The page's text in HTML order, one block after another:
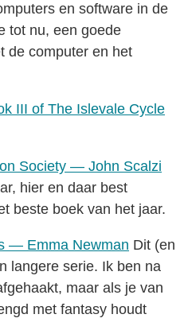
en software in de
tot nu, een goede
de computer en het
III of The Islevale Cycle
Society — John Scalzi
hier en daar best
beste boek van het jaar.
— Emma Newman Dit (en
langere serie. Ik ben na
maar als je van
met fantasy houdt